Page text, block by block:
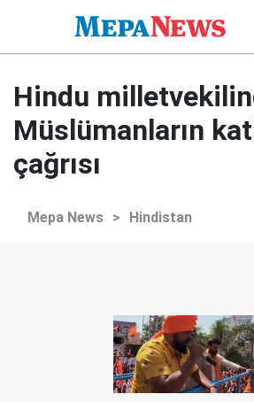
Hindu
Müslümanların
çağrısı
Mepa News > Hindistan